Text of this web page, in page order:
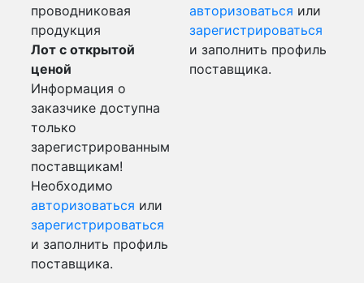
проводниковая
продукция
Лот с открытой
ценой
Информация о
заказчике доступна
только
зарегистрированным
поставщикам!
Необходимо
авторизоваться или
зарегистрироваться
и заполнить профиль
поставщика.
авторизоваться или
зарегистрироваться
и заполнить профиль
поставщика.